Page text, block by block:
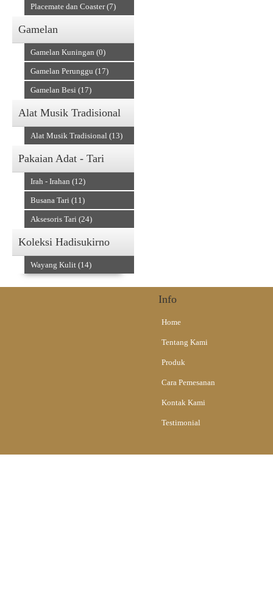
Placemate dan Coaster (7)
Gamelan
Gamelan Kuningan (0)
Gamelan Perunggu (17)
Gamelan Besi (17)
Alat Musik Tradisional
Alat Musik Tradisional (13)
Pakaian Adat - Tari
Irah - Irahan (12)
Busana Tari (11)
Aksesoris Tari (24)
Koleksi Hadisukirno
Wayang Kulit (14)
Info
Home
Tentang Kami
Produk
Cara Pemesanan
Kontak Kami
Testimonial